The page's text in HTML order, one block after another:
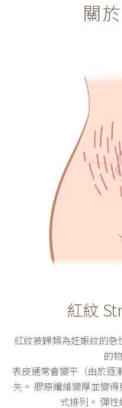
關
紅紋
紅紋被歸類為妊娠紋的
的
表皮通常會變平（由於逐
失。 膠原纖維變厚並變
式排列。 彈